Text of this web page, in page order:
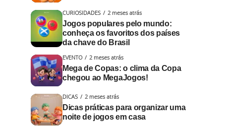
CURIOSIDADES 2 meses atrás
Jogos populares pelo mundo:
conheça os favoritos dos países
da chave do Brasil
EVENTO 2 meses atrás
Mega de Copas: o clima da Copa
chegou ao MegaJogos!
DICAS 2 meses atrás
Dicas práticas para organizar uma
noite de jogos em casa